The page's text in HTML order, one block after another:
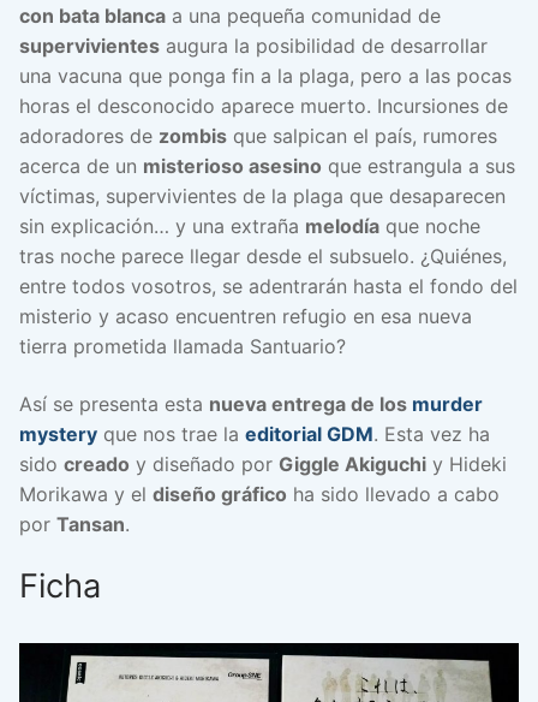
con bata blanca a una pequeña comunidad de
supervivientes augura la posibilidad de desarrollar
una vacuna que ponga fin a la plaga, pero a las pocas
horas el desconocido aparece muerto. Incursiones de
adoradores de zombis que salpican el país, rumores
acerca de un misterioso asesino que estrangula a sus
víctimas, supervivientes de la plaga que desaparecen
sin explicación… y una extraña melodía que noche
tras noche parece llegar desde el subsuelo. ¿Quiénes,
entre todos vosotros, se adentrarán hasta el fondo del
misterio y acaso encuentren refugio en esa nueva
tierra prometida llamada Santuario?
Así se presenta esta nueva entrega de los murder
mystery que nos trae la editorial GDM. Esta vez ha
sido creado y diseñado por Giggle Akiguchi y Hideki
Morikawa y el diseño gráfico ha sido llevado a cabo
por Tansan.
Ficha